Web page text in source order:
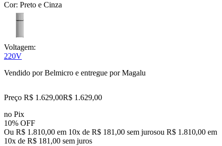
Cor: Preto e Cinza
Voltagem:
220V
Vendido porBelmicro e entregue por Magalu
Preço R$ 1.629,00R$ 1.629,00
no Pix
10% OFF
Ou R$ 1.810,00 em 10x de R$ 181,00 sem jurosou R$ 1.810,00 em
10x de R$ 181,00 sem juros